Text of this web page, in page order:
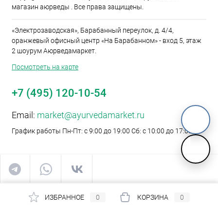
M
магазин аюрведы . Все права защищены.
«Электрозаводская», Барабанный переулок, д. 4/4,
оранжевый офисный центр «На Барабанном» - вход 5, этаж
2 шоурум Аюрведамаркет.
Посмотреть на карте
+7 (495) 120-10-54
Email: market@ayurvedamarket.ru
График работы Пн-Пт: с 9:00 до 19:00 Сб: с 10:00 до 17:00
ИЗБРАННОЕ 0 КОРЗИНА 0